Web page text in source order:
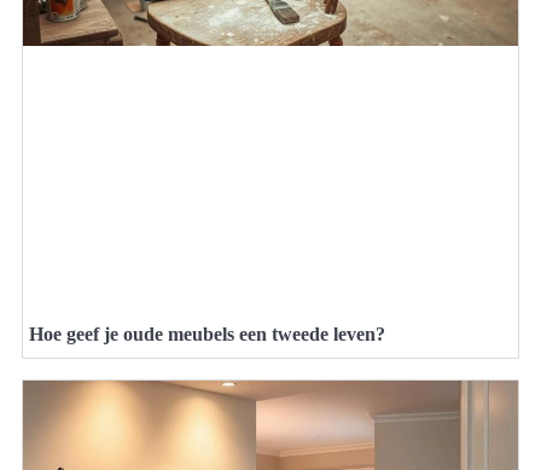
Hoe geef je oude meubels een tweede leven?